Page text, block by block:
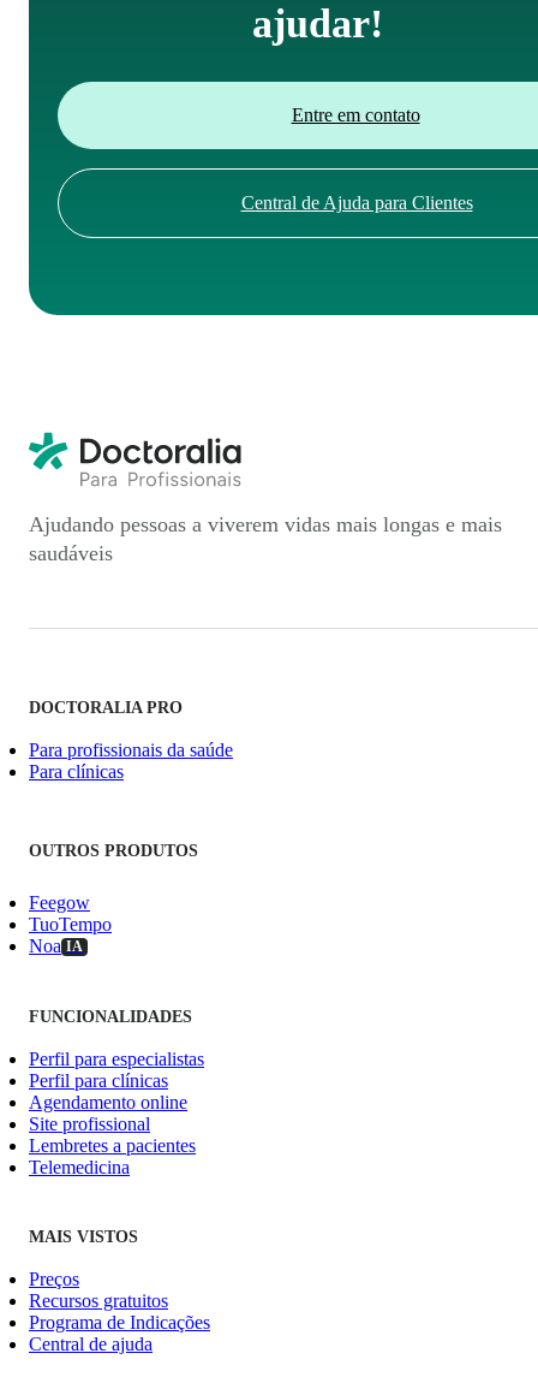
ajudar!
Entre em contato
Central de Ajuda para Clientes
Ajudando pessoas a viverem vidas mais longas e mais
saudáveis
DOCTORALIA PRO
Para profissionais da saúde
Para clínicas
OUTROS PRODUTOS
Feegow
TuoTempo
Noa IA
FUNCIONALIDADES
Perfil para especialistas
Perfil para clínicas
Agendamento online
Site profissional
Lembretes a pacientes
Telemedicina
MAIS VISTOS
Preços
Recursos gratuitos
Programa de Indicações
Central de ajuda